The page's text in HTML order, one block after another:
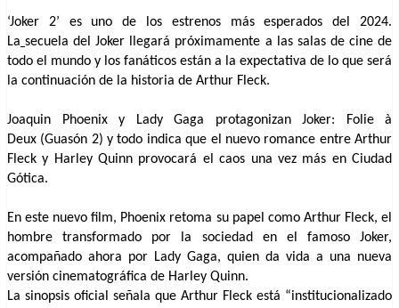
‘Joker 2’ es uno de los estrenos más esperados del 2024.
La secuela del Joker llegará próximamente a las salas de cine de
todo el mundo y los fanáticos están a la expectativa de lo que será
la continuación de la historia de Arthur Fleck.
Joaquin Phoenix y Lady Gaga protagonizan Joker: Folie à
Deux (Guasón 2) y todo indica que el nuevo romance entre Arthur
Fleck y Harley Quinn provocará el caos una vez más en Ciudad
Gótica.
En este nuevo film, Phoenix retoma su papel como Arthur Fleck, el
hombre transformado por la sociedad en el famoso Joker,
acompañado ahora por Lady Gaga, quien da vida a una nueva
versión cinematográfica de Harley Quinn.
La sinopsis oficial señala que Arthur Fleck está “institucionalizado